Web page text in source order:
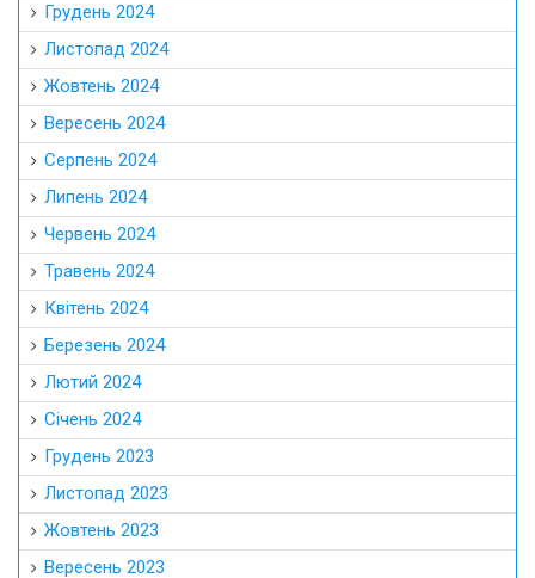
Грудень 2024
Листопад 2024
Жовтень 2024
Вересень 2024
Серпень 2024
Липень 2024
Червень 2024
Травень 2024
Квітень 2024
Березень 2024
Лютий 2024
Січень 2024
Грудень 2023
Листопад 2023
Жовтень 2023
Вересень 2023